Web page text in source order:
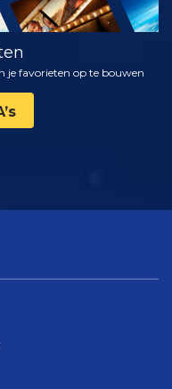
je favorieten op te bouwen